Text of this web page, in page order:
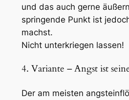
und das auch gerne
springende Punkt ist
machst.
Nicht unterkriegen lassen!
4. Variante – Angst ist
Der am meisten